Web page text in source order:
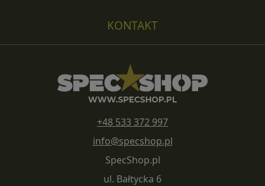
KONTAKT
+48 533 372 997
info@specshop.pl
SpecShop.pl
ul. Bałtycka 6